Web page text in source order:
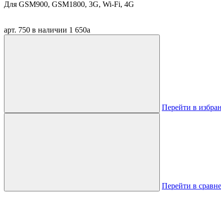
Для GSM900, GSM1800, 3G, Wi-Fi, 4G
арт. 750 в наличии 1 650a
Перейти в
Перейти в